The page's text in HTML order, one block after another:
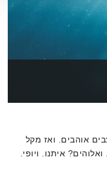
אוהבים. ואז מקל
איתנו. ויופי.